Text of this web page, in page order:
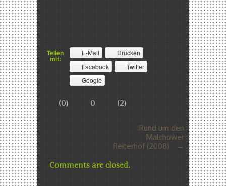
Teilen
mit:
E-Mail
Drucken
Facebook
Twitter
Google
(0) 0 (2)
Rund um den
Malchower
Reiterhof (2008)
→
Comments are closed.